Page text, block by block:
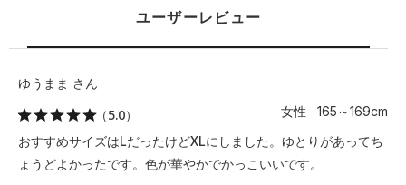
※注意事項
商品は、独自の採寸方法により採寸されています。商品生地の特
性によって、1cm前後の誤差が生じる場合があります。
ユーザーレビュー
ゆうまま さん
（5.0）
女性 165～169cm
おすすめサイズはLだったけどXLにしました。ゆとりがあってち
ょうどよかったです。色が華やかでかっこいいです。